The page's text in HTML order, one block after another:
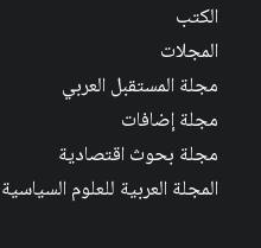
الكتب
المجلات
مجلة المستقبل العربي
مجلة إضافات
مجلة بحوث اقتصادية
المجلة العربية للعلوم السياسية